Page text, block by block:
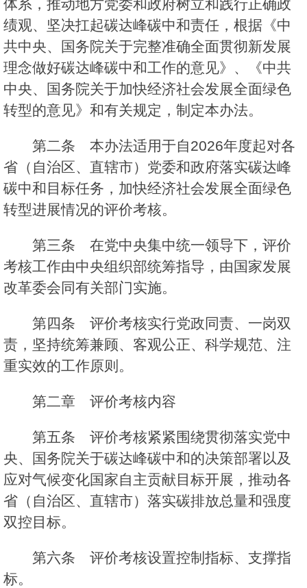
体系，推动地方党委和政府树立和践行正确政
绩观、坚决扛起碳达峰碳中和责任，根据《中
共中央、国务院关于完整准确全面贯彻新发展
理念做好碳达峰碳中和工作的意见》、《中共
中央、国务院关于加快经济社会发展全面绿色
转型的意见》和有关规定，制定本办法。
第二条 本办法适用于自2026年度起对各
省（自治区、直辖市）党委和政府落实碳达峰
碳中和目标任务，加快经济社会发展全面绿色
转型进展情况的评价考核。
第三条 在党中央集中统一领导下，评价
考核工作由中央组织部统筹指导，由国家发展
改革委会同有关部门实施。
第四条 评价考核实行党政同责、一岗双
责，坚持统筹兼顾、客观公正、科学规范、注
重实效的工作原则。
第二章 评价考核内容
第五条 评价考核紧紧围绕贯彻落实党中
央、国务院关于碳达峰碳中和的决策部署以及
应对气候变化国家自主贡献目标开展，推动各
省（自治区、直辖市）落实碳排放总量和强度
双控目标。
第六条 评价考核设置控制指标、支撑指
标。